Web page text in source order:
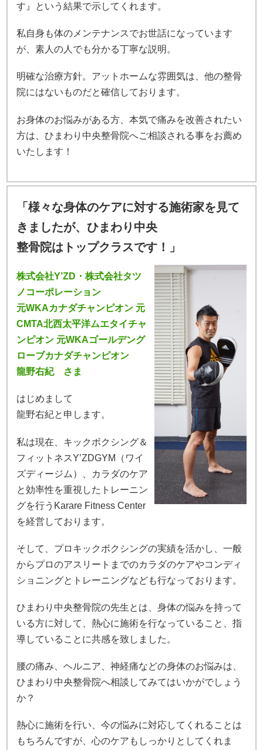
す』という結果で示してくれます。
私自身も体のメンテナンスでお世話になっています
が、素人の人でも分かる丁寧な説明。
明確な治療方針。アットホームな雰囲気は、他の整骨
院にはないものだと確信しております。
お身体のお悩みがある方、本気で痛みを改善されたい
方は、ひまわり中央整骨院へご相談される事をお薦め
いたします！
「様々な身体のケアに対する施術家を見て
きましたが、ひまわり中央
整骨院はトップクラスです！」
株式会社Y’ZD・株式会社タツ
ノコーポレーション
元WKAカナダチャンピオン 元
CMTA北西太平洋ムエタイチャ
ンピオン 元WKAゴールデング
ローブカナダチャンピオン
龍野右紀 さま
はじめまして
龍野右紀と申します。
私は現在、キックボクシング＆
フィットネスY’ZDGYM（ワイ
ズディージム）、カラダのケア
と効率性を重視したトレーニン
グを行うKarare Fitness Center
を経営しております。
そして、プロキックボクシングの実績を活かし、一般
からプロのアスリートまでのカラダのケアやコンディ
ショニングとトレーニングなども行なっております。
ひまわり中央整骨院の先生とは、身体の悩みを持って
いる方に対して、熱心に施術を行なっていること、指
導していることに共感を致しました。
腰の痛み、ヘルニア、神経痛などの身体のお悩みは、
ひまわり中央整骨院へ相談してみてはいかがでしょう
か？
熱心に施術を行い、今の悩みに対応してくれることは
もちろんですが、心のケアもしっかりとしてくれま